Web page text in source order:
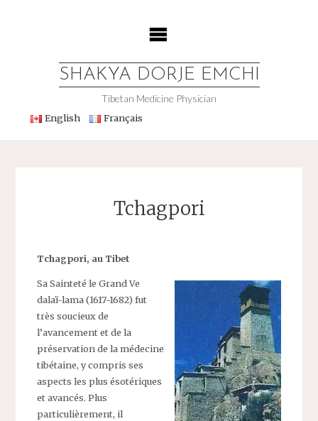
SHAKYA DORJE EMCHI
Tibetan Medicine Physician
English Français
Tchagpori
Tchagpori, au Tibet
Sa Sainteté le Grand Ve
dalaï-lama (1617-1682) fut
très soucieux de
l’avancement et de la
préservation de la médecine
tibétaine, y compris ses
aspects les plus ésotériques
et avancés. Plus
particulièrement, il